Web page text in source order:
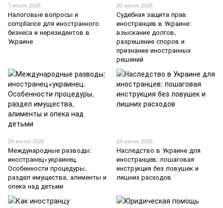
7 июля 2026
Налоговые вопросы и
compliance для иностранного
бизнеса и нерезидентов в
Украине
30 июня 2026
Судебная защита прав
иностранцев в Украине:
взыскание долгов,
разрешение споров и
признание иностранных
решений
29 июня 2026
Международные разводы:
иностранец+украинец.
Особенности процедуры,
раздел имущества, алименты и
опека над детьми
24 июня 2026
Наследство в Украине для
иностранцев: пошаговая
инструкция без ловушек и
лишних расходов